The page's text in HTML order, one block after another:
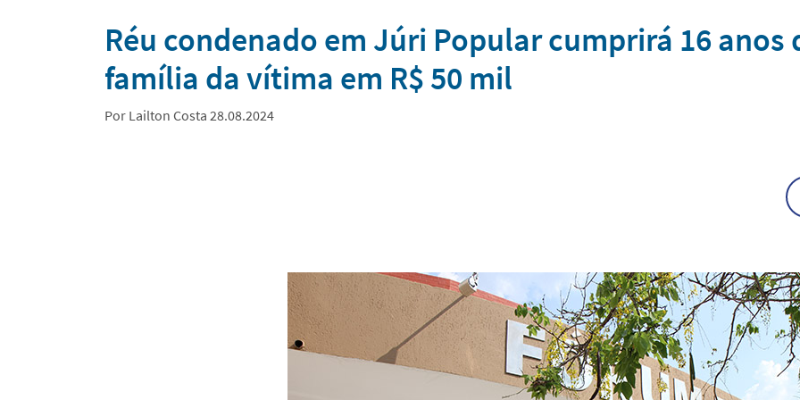
Notícias
Réu condenado em Júri Popular cumprirá 16 anos
família da vítima em R$ 50 mil
Por Lailton Costa 28.08.2024